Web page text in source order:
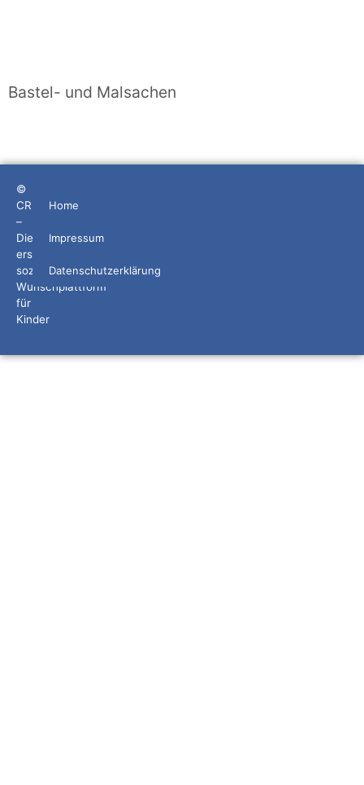
Bastel- und Malsachen
©
CRIDS
–
Die
erste
soziale
Wunschplattform
für
Kinder
Home
Impressum
Datenschutzerklärung